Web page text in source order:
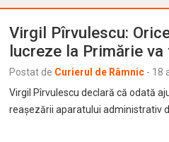
Virgil Pîrvulescu:
lucreze la Primărie
Postat de Curierul de Râmnic - 18
Virgil Pîrvulescu declară că odată
reașezării aparatului administrativ